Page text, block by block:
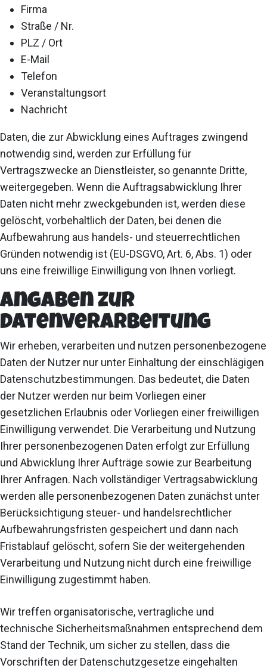
Firma
Straße / Nr.
PLZ / Ort
E-Mail
Telefon
Veranstaltungsort
Nachricht
Daten, die zur Abwicklung eines Auftrages zwingend
notwendig sind, werden zur Erfüllung für
Vertragszwecke an Dienstleister, so genannte Dritte,
weitergegeben. Wenn die Auftragsabwicklung Ihrer
Daten nicht mehr zweckgebunden ist, werden diese
gelöscht, vorbehaltlich der Daten, bei denen die
Aufbewahrung aus handels- und steuerrechtlichen
Gründen notwendig ist (EU-DSGVO, Art. 6, Abs. 1) oder
uns eine freiwillige Einwilligung von Ihnen vorliegt.
Angaben zur
Datenverarbeitung
Wir erheben, verarbeiten und nutzen personenbezogene
Daten der Nutzer nur unter Einhaltung der einschlägigen
Datenschutzbestimmungen. Das bedeutet, die Daten
der Nutzer werden nur beim Vorliegen einer
gesetzlichen Erlaubnis oder Vorliegen einer freiwilligen
Einwilligung verwendet. Die Verarbeitung und Nutzung
Ihrer personenbezogenen Daten erfolgt zur Erfüllung
und Abwicklung Ihrer Aufträge sowie zur Bearbeitung
Ihrer Anfragen. Nach vollständiger Vertragsabwicklung
werden alle personenbezogenen Daten zunächst unter
Berücksichtigung steuer- und handelsrechtlicher
Aufbewahrungsfristen gespeichert und dann nach
Fristablauf gelöscht, sofern Sie der weitergehenden
Verarbeitung und Nutzung nicht durch eine freiwillige
Einwilligung zugestimmt haben.
Wir treffen organisatorische, vertragliche und
technische Sicherheitsmaßnahmen entsprechend dem
Stand der Technik, um sicher zu stellen, dass die
Vorschriften der Datenschutzgesetze eingehalten